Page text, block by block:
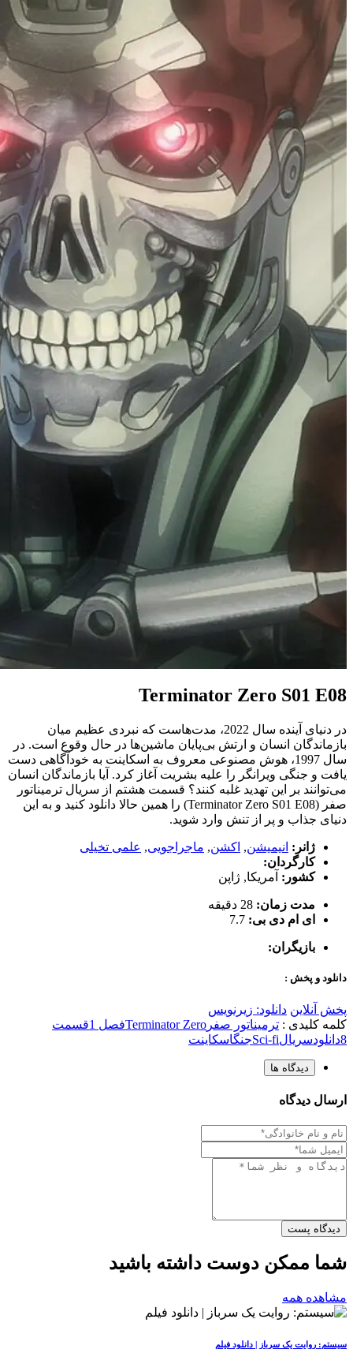
Terminator Zero S01 E08
در دنیای آینده سال 2022، مدت‌هاست که نبردی عظیم میان
بازماندگان انسان و ارتش بی‌پایان ماشین‌ها در حال وقوع است. در
سال 1997، هوش مصنوعی معروف به اسکاینت به خودآگاهی دست
یافت و جنگی ویرانگر را علیه بشریت آغاز کرد. آیا بازماندگان انسان
می‌توانند بر این تهدید غلبه کنند؟ قسمت هشتم از سریال ترمیناتور
صفر (Terminator Zero S01 E08) را همین حالا دانلود کنید و به این
دنیای جذاب و پر از تنش وارد شوید.
ژانر: انیمیشن, اکشن, ماجراجویی, علمی تخیلی
کارگردان:
کشور: آمریکا, ژاپن
مدت زمان: 28 دقیقه
ای ام دی بی: 7.7
بازیگران:
دانلود و پخش :
پخش آنلاین دانلود: زیرنویس
کلمه کلیدی : ترمیناتور صفر Terminator Zeroفصل 1
قسمت
8دانلودسریالSci-fiجنگاسکاینت
دیدگاه ها
ارسال دیدگاه
دیدگاه پست
شما ممکن دوست داشته باشید
مشاهده همه
سیستم: روایت یک سرباز | دانلود فیلم